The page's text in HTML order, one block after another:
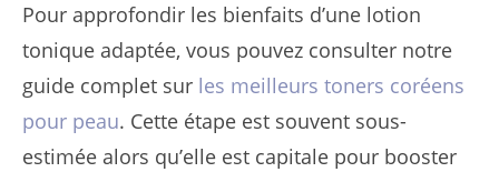
Pour approfondir les bienfaits d’une lotion
tonique adaptée, vous pouvez consulter notre
guide complet sur les meilleurs toners coréens
pour peau. Cette étape est souvent sous-
estimée alors qu’elle est capitale pour booster